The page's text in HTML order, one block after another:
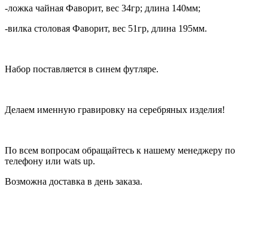
-ложка чайная Фаворит, вес 34гр; длина 140мм;
-вилка столовая Фаворит, вес 51гр, длина 195мм.
Набор поставляется в синем футляре.
Делаем именную гравировку на серебряных изделия!
По всем вопросам обращайтесь к нашему менеджеру по
телефону или wats up.
Возможна доставка в день заказа.